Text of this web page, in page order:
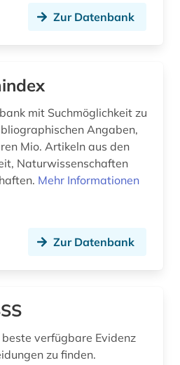
botanischer garten (1)
Zur Datenbank
mit Suchmöglichkeit zu
Angaben,
Mio. Artikeln aus den
Naturwissenschaften
Mehr Informationen
Zur Datenbank
beste verfügbare Evidenz
zu finden.